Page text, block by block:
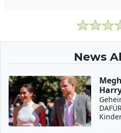
News